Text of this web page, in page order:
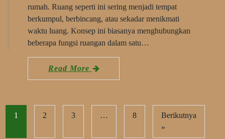
rumah. Ruang seperti ini sering menjadi tempat
berkumpul, berbincang, atau sekadar menikmati
waktu luang. Konsep ini biasanya menghubungkan
beberapa fungsi ruangan dalam satu…
Read More
1 2 3 … 8
Berikutnya
»